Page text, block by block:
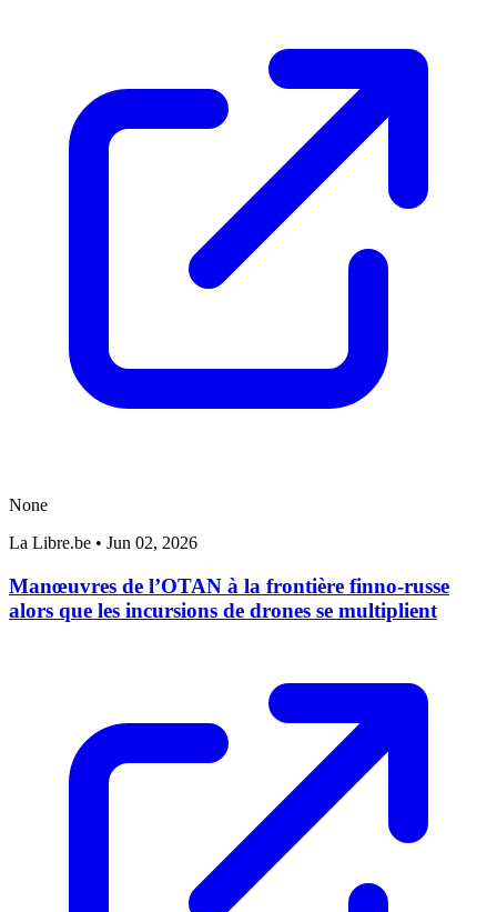
None
La Libre.be • Jun 02, 2026
Manœuvres de l’OTAN à la frontière finno-russe
alors que les incursions de drones se multiplient